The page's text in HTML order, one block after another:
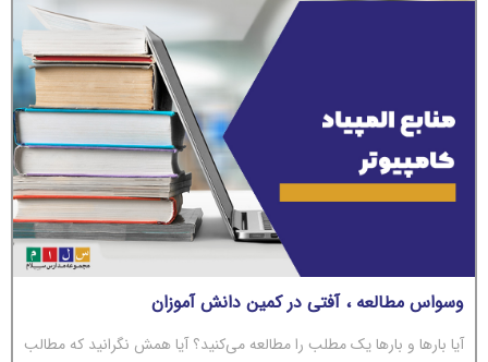
وسواس مطالعه ، آفتی در کمین دانش آموزان
آیا بارها و بارها یک مطلب را مطالعه می‌کنید؟ آیا همش نگرانید که مطالب